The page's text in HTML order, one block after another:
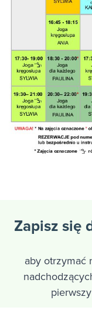
Zapisz się
aby otrzymać